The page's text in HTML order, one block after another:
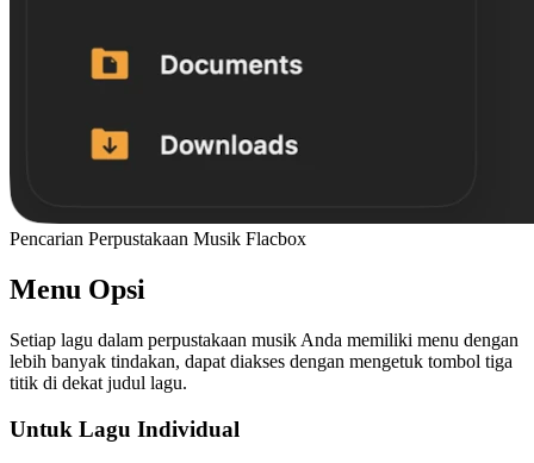
Pencarian Perpustakaan Musik Flacbox
Menu Opsi
Setiap lagu dalam perpustakaan musik Anda memiliki menu dengan
lebih banyak tindakan, dapat diakses dengan mengetuk tombol tiga
titik di dekat judul lagu.
Untuk Lagu Individual